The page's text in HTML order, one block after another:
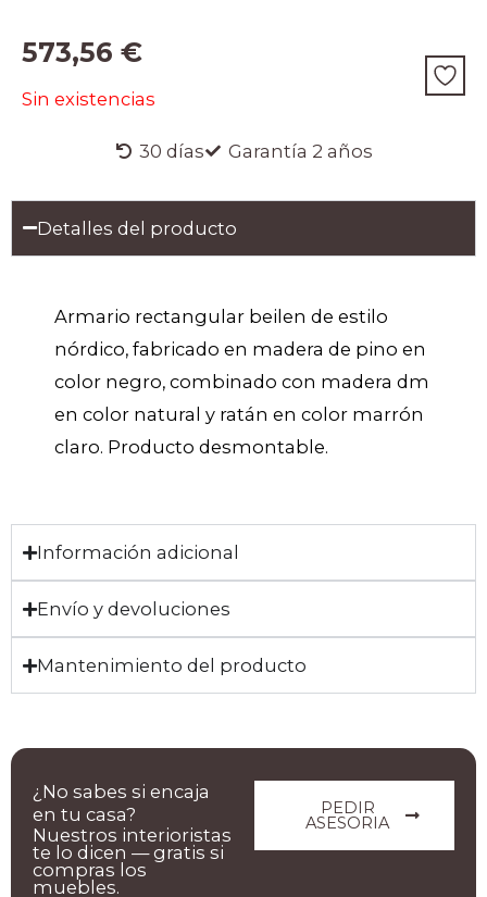
573,56 €
Sin existencias
30 días Garantía 2 años
Detalles del producto
Armario rectangular beilen de estilo
nórdico, fabricado en madera de pino en
color negro, combinado con madera dm
en color natural y ratán en color marrón
claro. Producto desmontable.
Información adicional
Envío y devoluciones
Mantenimiento del producto
PEDIR
ASESORIA
¿No sabes si encaja
en tu casa?
Nuestros interioristas
te lo dicen — gratis si
compras los
muebles.